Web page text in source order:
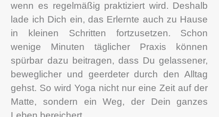
wenn es regelmäßig praktiziert wird. Deshalb
lade ich Dich ein, das Erlernte auch zu Hause
in kleinen Schritten fortzusetzen. Schon
wenige Minuten täglicher Praxis können
spürbar dazu beitragen, dass Du gelassener,
beweglicher und geerdeter durch den Alltag
gehst. So wird Yoga nicht nur eine Zeit auf der
Matte, sondern ein Weg, der Dein ganzes